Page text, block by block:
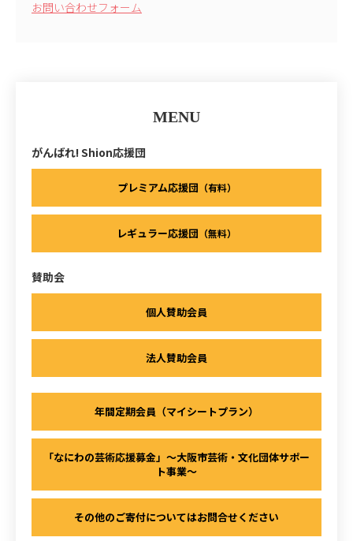
お問い合わせフォーム
MENU
がんばれ! Shion応援団
プレミアム応援団 （有料）
レギュラー応援団 （無料）
賛助会
個人賛助会員
法人賛助会員
年間定期会員（マイシートプラン）
「なにわの芸術応援募金」～大阪市芸術・文化団体サポー
ト事業～
その他のご寄付についてはお問合せください